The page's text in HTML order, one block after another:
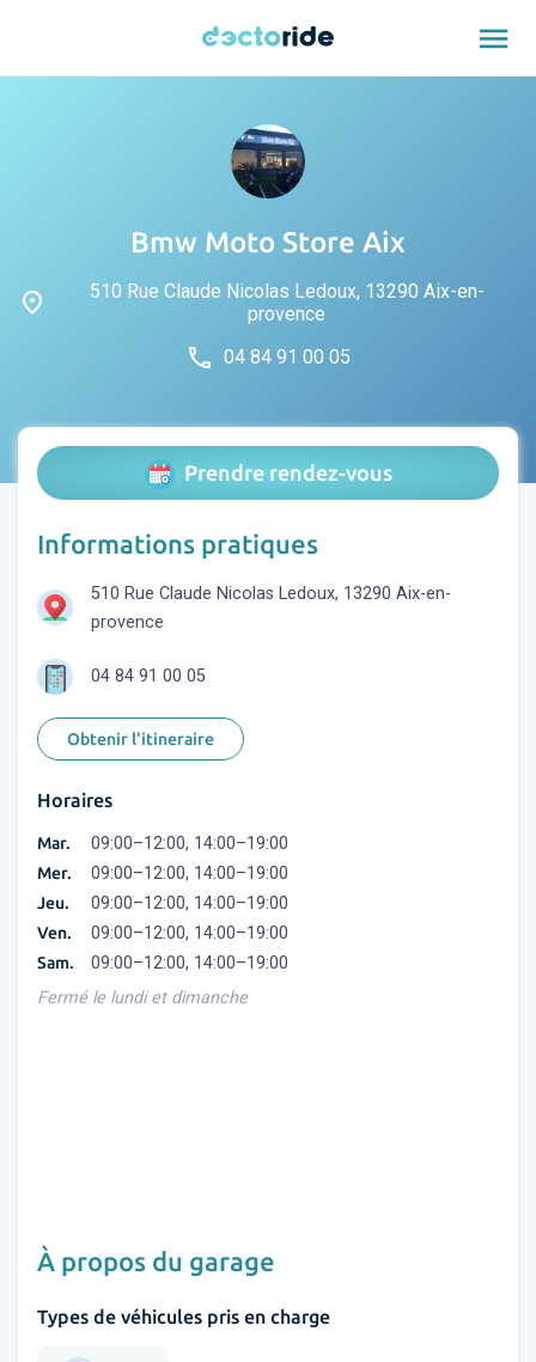
menu
Bmw Moto Store Aix
place
510 Rue Claude Nicolas Ledoux, 13290 Aix-en-
provence
phone 04 84 91 00 05
Prendre rendez-vous
Informations pratiques
510 Rue Claude Nicolas Ledoux, 13290 Aix-en-
provence
04 84 91 00 05
Obtenir l'itineraire
Horaires
Mar. 09:00–12:00, 14:00–19:00
Mer. 09:00–12:00, 14:00–19:00
Jeu. 09:00–12:00, 14:00–19:00
Ven. 09:00–12:00, 14:00–19:00
Sam.
09:00–12:00, 14:00–19:00
Fermé le lundi et dimanche
À propos du garage
Types de véhicules pris en charge